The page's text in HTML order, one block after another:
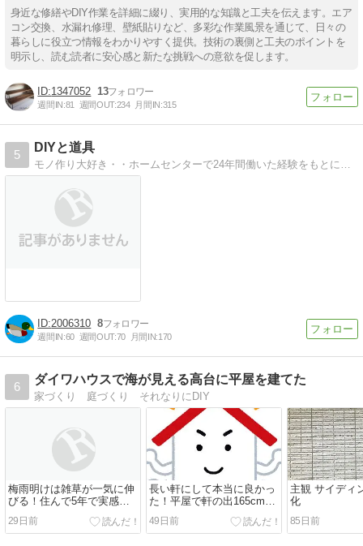
身近な修繕やDIY作業を詳細に綴り、実用的な知識と工夫を伝えます。エア
コン交換、水漏れ修理、壁紙貼りなど、多彩な作業風景を通じて、日々の
暮らしに役立つ情報をわかりやすく提供。技術の裏側と工夫のポイントを
明示し、読む読者に安心感と新たな挑戦への意欲を促します。
1347052 13
週間IN:81 週間OUT:234 月間IN:315
5
DIYと道具
モノ作り大好き・・ホームセンターで24年間働いた経験をもとに道具への思い・モノ作り・家庭菜園･日々の出来事などを綴ります。
2006310 8
週間IN:60 週間OUT:70 月間IN:170
6
ダイワハウスで海が見える高台に平屋を建てた
家づくり 庭づくり それなりにDIY
梅雨明けは雑草が一気に伸
びる！住んで5年で実感し
た「本当に管理が楽にな
る」雑草対策
29日前
長い軒にして本当に良かっ
た！平屋で軒の出165cmを
採用した体験談
49日前
主観 サイディ
化
85日前